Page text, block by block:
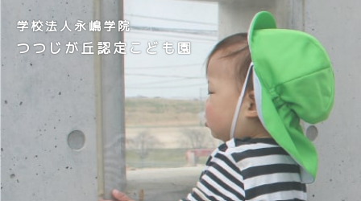
学校法人永嶋学院
つつじが丘認定こども園